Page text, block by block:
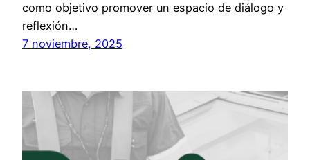
como objetivo promover un espacio de diálogo y
reflexión…
7 noviembre, 2025